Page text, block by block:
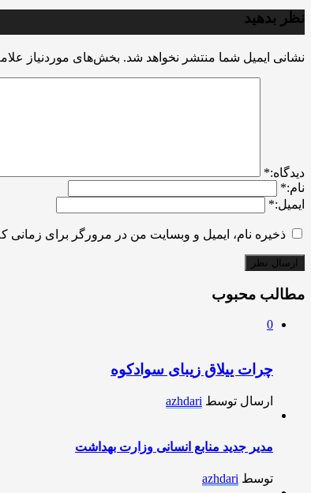
نظر بدهید
نشانی ایمیل شما منتشر نخواهد شد. بخش‌های موردنیاز
ديدگاه:*
نام:*
ایمیل:*
ذخیره نام، ایمیل و وبسایت من در مرورگر برای زمانی
مطالب محبوب
0
چرات ییلاق زیبای سوادکوه
ارسال توسط azhdari
مدیر جدید منابع انسانی وزارت بهداشت
توسط azhdari